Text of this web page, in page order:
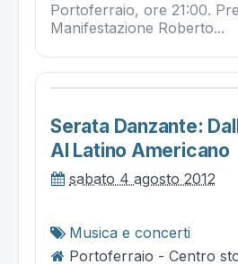
Portoferraio, ore 21:00.
Manifestazione Roberto...
Serata Danzante:
Al Latino Americano
sabato 4 agosto 2012
Musica e concerti
Portoferraio - Centro